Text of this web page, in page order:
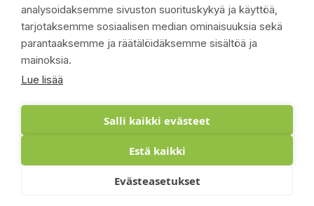
analysoidaksemme sivuston suorituskykyä ja käyttöä,
tarjotaksemme sosiaalisen median ominaisuuksia sekä
parantaaksemme ja räätälöidäksemme sisältöä ja
mainoksia.
Lue lisää
Salli kaikki evästeet
Estä kaikki
Evästeasetukset
© 2026 - Suomen Siisti Piha Oy - Toteutus: